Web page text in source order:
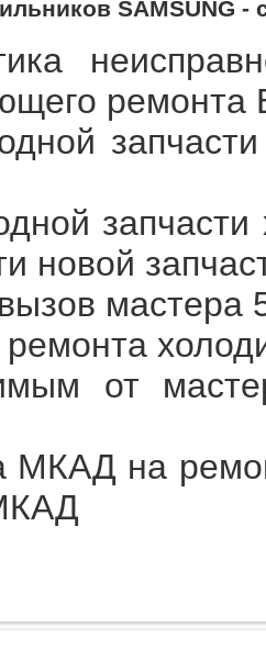
SAMSUNG -
запчасти
новой
мастера
ремонта
от
МКАД на